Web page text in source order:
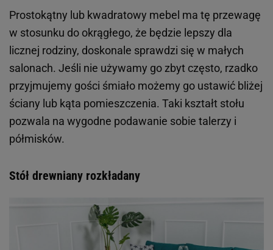
Prostokątny lub kwadratowy mebel ma tę przewagę
w stosunku do okrągłego, że będzie lepszy dla
licznej rodziny, doskonale sprawdzi się w małych
salonach. Jeśli nie używamy go zbyt często, rzadko
przyjmujemy gości śmiało możemy go ustawić bliżej
ściany lub kąta pomieszczenia. Taki kształt stołu
pozwala na wygodne podawanie sobie talerzy i
półmisków.
Stół drewniany rozkładany